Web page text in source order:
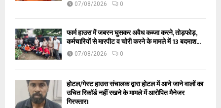
07/08/2026 0
फार्म हाउस में जबरन घुसकर अवैध कब्जा करने, तोड़फोड़,
कर्मचारियों से मारपीट व चोरी करने के मामले में 13 बदमाश...
07/08/2026 0
होटल/गेस्ट हाउस संचालक द्वारा होटल में आने जाने वालों का
उचित रिकॉर्ड नहीं रखने के मामले में आरोपित मैनेजर
गिरफ्तार।